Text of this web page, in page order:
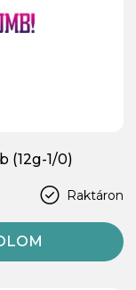
(12g-1/0)
Raktáron